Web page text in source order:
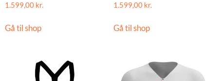
1.599,00 kr.
Gå til shop
1.599,00 kr.
Gå til shop